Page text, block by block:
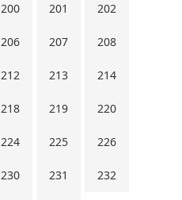
200 201 202
206 207 208
212 213 214
218 219 220
224 225 226
230 231 232